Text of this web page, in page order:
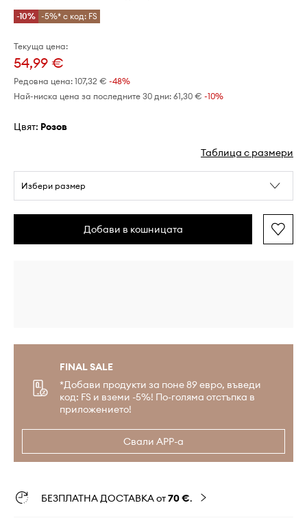
-10% -5%* с код: FS
Текуща цена:
54,99 €
Редовна цена: 107,32 € -48%
Най-ниска цена за последните 30 дни: 61,30 € -10%
Цвят: розов
Таблица с размери
Избери размер
Добави в кошницата
FINAL SALE
*Добави продукти за поне 89 евро, въведи
код: FS и вземи -5%! По-голяма отстъпка в
приложението!
Свали APP-а
БЕЗПЛАТНА ДОСТАВКА от70 €.